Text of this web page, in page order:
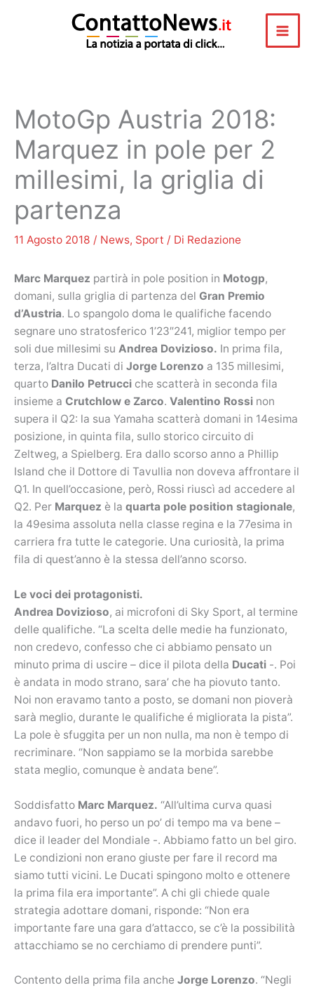
MotoGp Austria 2018:
Marquez in pole per 2
millesimi, la griglia di
partenza
11 Agosto 2018 / News, Sport / Di Redazione
Marc Marquez partirà in pole position in Motogp,
domani, sulla griglia di partenza del Gran Premio
d’Austria. Lo spangolo doma le qualifiche facendo
segnare uno stratosferico 1’23″241, miglior tempo per
soli due millesimi su Andrea Dovizioso. In prima fila,
terza, l’altra Ducati di Jorge Lorenzo a 135 millesimi,
quarto Danilo Petrucci che scatterà in seconda fila
insieme a Crutchlow e Zarco. Valentino Rossi non
supera il Q2: la sua Yamaha scatterà domani in 14esima
posizione, in quinta fila, sullo storico circuito di
Zeltweg, a Spielberg. Era dallo scorso anno a Phillip
Island che il Dottore di Tavullia non doveva affrontare il
Q1. In quell’occasione, però, Rossi riuscì ad accedere al
Q2. Per Marquez è la quarta pole position stagionale,
la 49esima assoluta nella classe regina e la 77esima in
carriera fra tutte le categorie. Una curiosità, la prima
fila di quest’anno è la stessa dell’anno scorso.
Le voci dei protagonisti.
Andrea Dovizioso, ai microfoni di Sky Sport, al termine
delle qualifiche. “La scelta delle medie ha funzionato,
non credevo, confesso che ci abbiamo pensato un
minuto prima di uscire – dice il pilota della Ducati -. Poi
è andata in modo strano, sara’ che ha piovuto tanto.
Noi non eravamo tanto a posto, se domani non pioverà
sarà meglio, durante le qualifiche é migliorata la pista”.
La pole è sfuggita per un non nulla, ma non è tempo di
recriminare. “Non sappiamo se la morbida sarebbe
stata meglio, comunque è andata bene”.
Soddisfatto Marc Marquez. “All’ultima curva quasi
andavo fuori, ho perso un po’ di tempo ma va bene –
dice il leader del Mondiale -. Abbiamo fatto un bel giro.
Le condizioni non erano giuste per fare il record ma
siamo tutti vicini. Le Ducati spingono molto e ottenere
la prima fila era importante”. A chi gli chiede quale
strategia adottare domani, risponde: “Non era
importante fare una gara d’attacco, se c’è la possibilità
attacchiamo se no cerchiamo di prendere punti”.
Contento della prima fila anche Jorge Lorenzo. “Negli